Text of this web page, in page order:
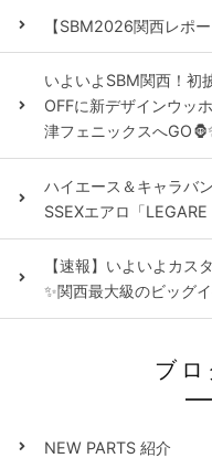
【SBM2026関西レポ
いよいよSBM関西！初
OFFに新デザインウッ
津フェニックスへ
ハイエース＆キャラバ
SSEXエアロ「
【速報】いよいよカ
✨関西最大級のビッグイ
ブロ
NEW PARTS 紹介